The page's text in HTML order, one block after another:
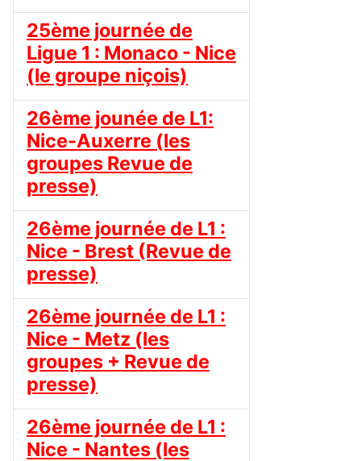
25ème journée de
Ligue 1 : Monaco - Nice
(le groupe niçois)
26ème jounée de L1:
Nice-Auxerre (les
groupes Revue de
presse)
26ème journée de L1 :
Nice - Brest (Revue de
presse)
26ème journée de L1 :
Nice - Metz (les
groupes + Revue de
presse)
26ème journée de L1 :
Nice - Nantes (les